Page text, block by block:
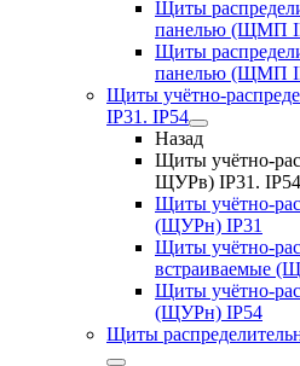
Щиты
панелью (ЩМП
Щиты
панелью (ЩМП
Щиты учётно-
IP31. IP54
Назад
Щиты учётно-
ЩУРв) IP31. IP54
Щиты учётно-
(ЩУРн) IP31
Щиты учётно-
встраиваемые
Щиты учётно-
(ЩУРн) IP54
Щиты